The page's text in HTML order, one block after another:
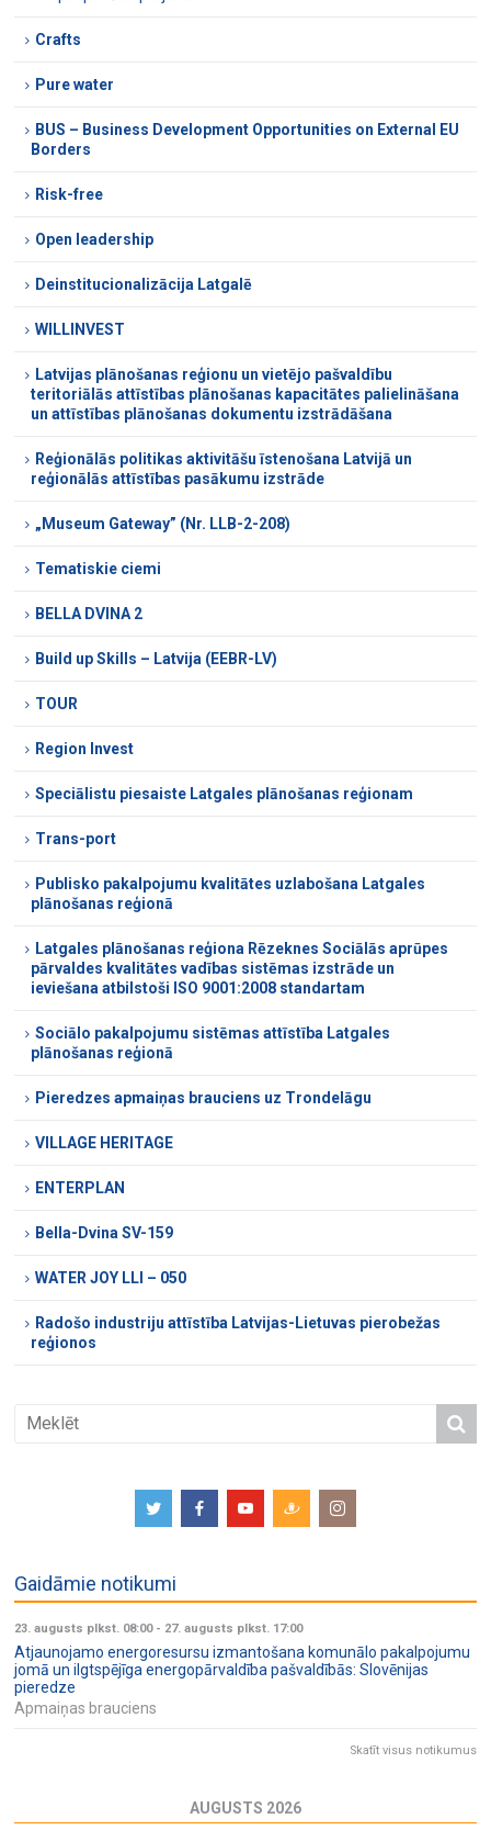
Crafts
Pure water
BUS – Business Development Opportunities on External EU
Borders
Risk-free
Open leadership
Deinstitucionalizācija Latgalē
WILLINVEST
Latvijas plānošanas reģionu un vietējo pašvaldību
teritoriālās attīstības plānošanas kapacitātes palielināšana
un attīstības plānošanas dokumentu izstrādāšana
Reģionālās politikas aktivitāšu īstenošana Latvijā un
reģionālās attīstības pasākumu izstrāde
„Museum Gateway” (Nr. LLB-2-208)
Tematiskie ciemi
BELLA DVINA 2
Build up Skills – Latvija (EEBR-LV)
TOUR
Region Invest
Speciālistu piesaiste Latgales plānošanas reģionam
Trans-port
Publisko pakalpojumu kvalitātes uzlabošana Latgales
plānošanas reģionā
Latgales plānošanas reģiona Rēzeknes Sociālās aprūpes
pārvaldes kvalitātes vadības sistēmas izstrāde un
ieviešana atbilstoši ISO 9001:2008 standartam
Sociālo pakalpojumu sistēmas attīstība Latgales
plānošanas reģionā
Pieredzes apmaiņas brauciens uz Trondelāgu
VILLAGE HERITAGE
ENTERPLAN
Bella-Dvina SV-159
WATER JOY LLI – 050
Radošo industriju attīstība Latvijas-Lietuvas pierobežas
reģionos
Gaidāmie notikumi
23. augusts plkst. 08:00- 27. augusts plkst. 17:00
Atjaunojamo energoresursu izmantošana komunālo pakalpojumu
jomā un ilgtspējīga energopārvaldība pašvaldībās: Slovēnijas
pieredze
Apmaiņas brauciens
Skatīt visus notikumus
AUGUSTS 2026